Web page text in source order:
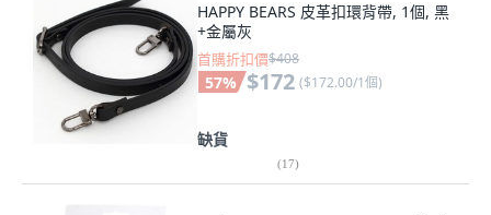
HAPPY BEARS 皮革扣環背帶, 1個, 黑
+金屬灰
首購折扣價$408
57% $172 ($172.00/1個)
缺貨
(17)